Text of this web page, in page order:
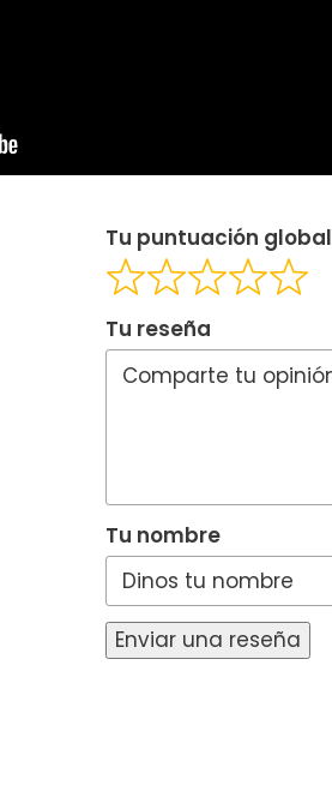
Tu puntuación global
Tu reseña
Tu nombre
Enviar una reseña